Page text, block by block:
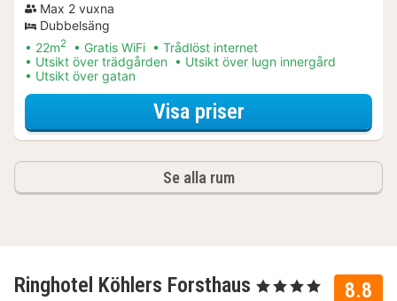
Max 2 vuxna
Dubbelsäng
22m2 Gratis WiFi
Trådlöst internet
Utsikt över trädgården
Utsikt över lugn innergård
Utsikt över gatan
Visa priserför Middagspaket
Se alla rum
8.8
Ringhotel Köhlers Forsthaus , 4 Stjärnor